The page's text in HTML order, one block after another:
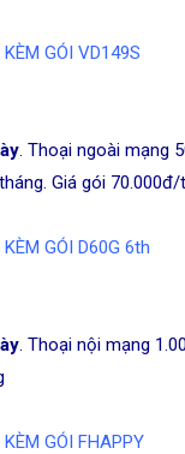
GÓI VD149S
. Thoại ngoài mạng
Giá gói 70.000đ/
GÓI D60G 6th
. Thoại nội mạng
GÓI FHAPPY